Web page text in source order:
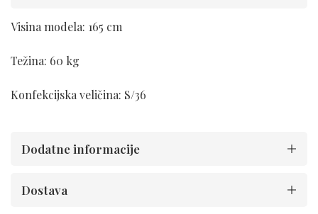
Visina modela: 165 cm
Težina: 60 kg
Konfekcijska veličina: S/36
Dodatne informacije
Dostava